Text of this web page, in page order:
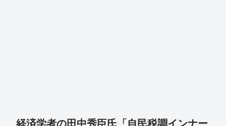
経済学者の田中秀臣氏「自民税調インナー